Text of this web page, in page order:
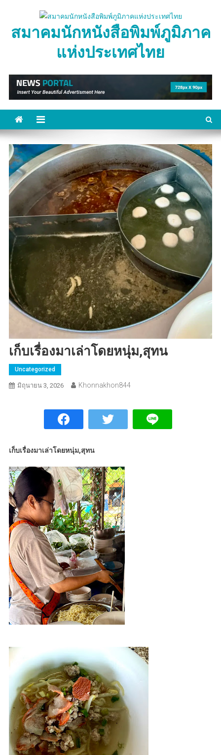
contentสมาคมนักหนังสือพิมพ์ภูมิภาค
แห่งประเทศไทย
เก็บเรื่องมาเล่าโดยหนุ่ม,สุทน
Uncategorized
มิถุนายน 3, 2026 Khonnakhon844
เก็บเรื่องมาเล่าโดยหนุ่ม,สุทน